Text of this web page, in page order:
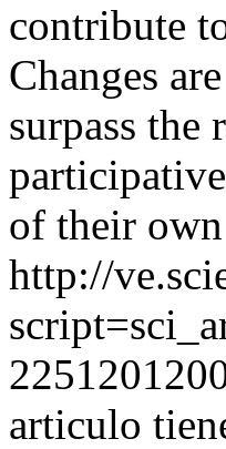
contribute
Changes
surpass the
of their
http://
articulo